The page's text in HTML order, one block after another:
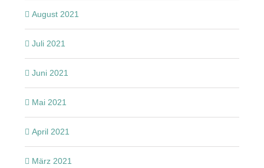
August 2021
Juli 2021
Juni 2021
Mai 2021
April 2021
März 2021